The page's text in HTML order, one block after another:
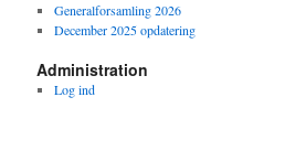
Generalforsamling 2026
December 2025 opdatering
Administration
Log ind